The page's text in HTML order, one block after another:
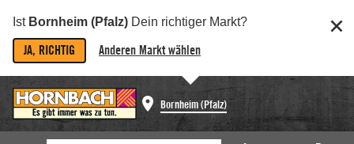
Ist Bornheim (Pfalz) Dein richtiger Markt?
JA, RICHTIG Anderen Markt wählen
Bornheim (Pfalz)